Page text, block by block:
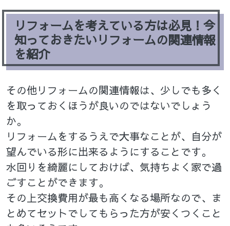
リフォームを考えている方は必見！今
知っておきたいリフォームの関連情報
を紹介
その他リフォームの関連情報は、少しでも多く
を取っておくほうが良いのではないでしょう
か。
リフォームをするうえで大事なことが、自分が
望んでいる形に出来るようにすることです。
水回りを綺麗にしておけば、気持ちよく家で過
ごすことができます。
その上交換費用が最も高くなる場所なので、ま
とめてセットでしてもらった方が安くつくこと